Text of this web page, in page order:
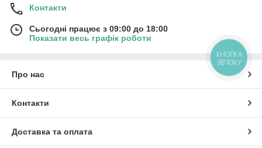
Контакти
Сьогодні працює з 09:00 до 18:00
Показати весь графік роботи
Про нас
Контакти
Доставка та оплата
КНОПКА
ЗВ'ЯЗКУ